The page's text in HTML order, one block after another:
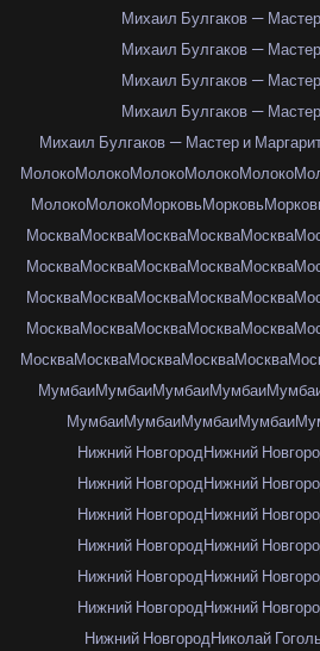
Михаил Булгаков —
Михаил Булгаков —
Михаил Булгаков —
Михаил Булгаков —
Михаил Булгаков — Мастер и
МолокоМолокоМолокоМолокоМолоко
МолокоМолокоМорковьМорковь
МоскваМоскваМоскваМоскваМосква
МоскваМоскваМоскваМоскваМосква
МоскваМоскваМоскваМоскваМосква
МоскваМоскваМоскваМоскваМосква
МоскваМоскваМоскваМоскваМосква
МумбаиМумбаиМумбаиМумбаи
МумбаиМумбаиМумбаиМумбаи
Нижний НовгородНижний
Нижний НовгородНижний
Нижний НовгородНижний
Нижний НовгородНижний
Нижний НовгородНижний
Нижний НовгородНижний
Нижний НовгородНиколай